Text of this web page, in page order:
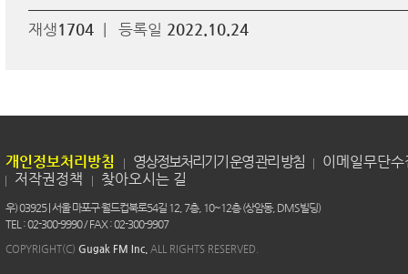
재생1704 등록일 2022.10.24
개인정보처리방침 영상정보처리기기 운영 관리 방침
이메일무단
저작권정책
찾아오시는 길
우) 03925 | 서울 마포구 월드컵북로54길 12, 7층, 10~12층 (상암동, DMS빌딩)
TEL : 02-300-9990 / FAX : 02-300-9907
COPYRIGHT(C) Gugak FM Inc. ALL RIGHTS RESERVED.